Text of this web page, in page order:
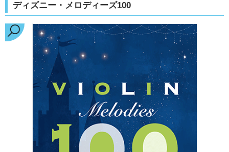
ディズニー・メロディーズ100